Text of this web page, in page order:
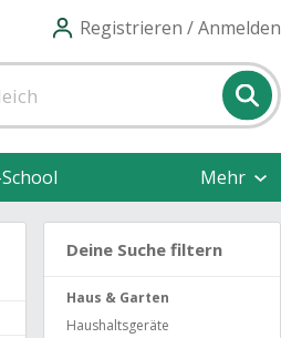
Registrieren / Anmelden
Mehr
Deine Suche filtern
Haus & Garten
Haushaltsgeräte